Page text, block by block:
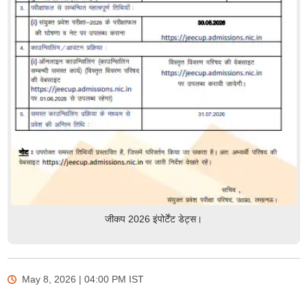
जीकप 2026 इंपोर्टेंट डेट्स।
May 8, 2026 | 04:00 PM IST